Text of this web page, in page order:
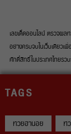
เลขเด็ดออนไลน์ ตรวจผ
อย่างครบจบในเว็บเดียว
ศักดิ์สิทธิ์ในประเทศไทยรว
TAGS
หวยฮานอย ห